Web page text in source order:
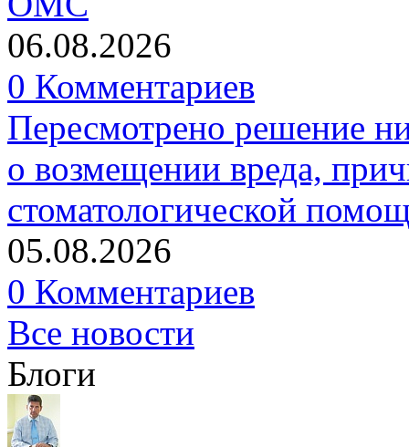
06.08.2026
0 Комментариев
Пересмотрено решение
о возмещении вреда,
стоматологической
05.08.2026
0 Комментариев
Все новости
Блоги